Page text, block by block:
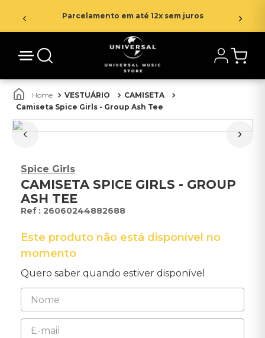
Parcelamento em até 12x sem juros
VESTUÁRIO
CAMISETA
Camiseta Spice Girls - Group Ash Tee
Spice Girls
CAMISETA SPICE GIRLS - GROUP
ASH TEE
: 26060244882688
Este produto não está disponível no
momento
Quero saber quando estiver disponível